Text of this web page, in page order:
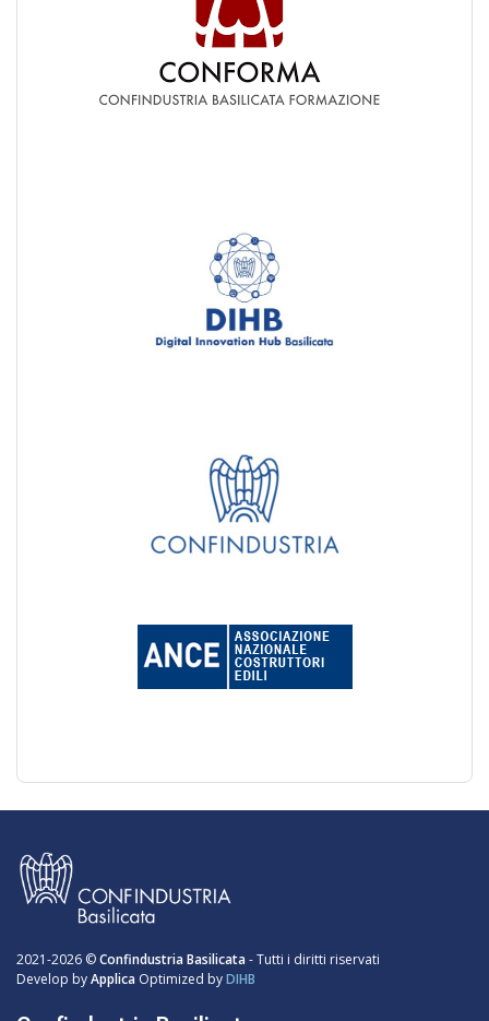
2021-2026 ©Confindustria Basilicata- Tutti i diritti riservati
Develop byApplica Optimized byDIHB